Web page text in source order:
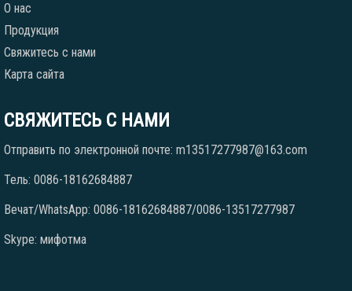
О нас
Продукция
Свяжитесь с нами
Карта сайта
СВЯЖИТЕСЬ С НАМИ
Отправить по электронной почте: m13517277987@163.com
Тель: 0086-18162684887
Вечат/WhatsApp: 0086-18162684887/0086-13517277987
Skype: мифотма